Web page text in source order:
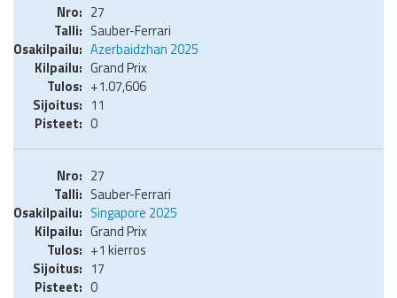
27
Sauber-Ferrari
Azerbaidzhan 2025
Grand Prix
+1.07,606
11
0
27
Sauber-Ferrari
Singapore 2025
Grand Prix
+1 kierros
17
0